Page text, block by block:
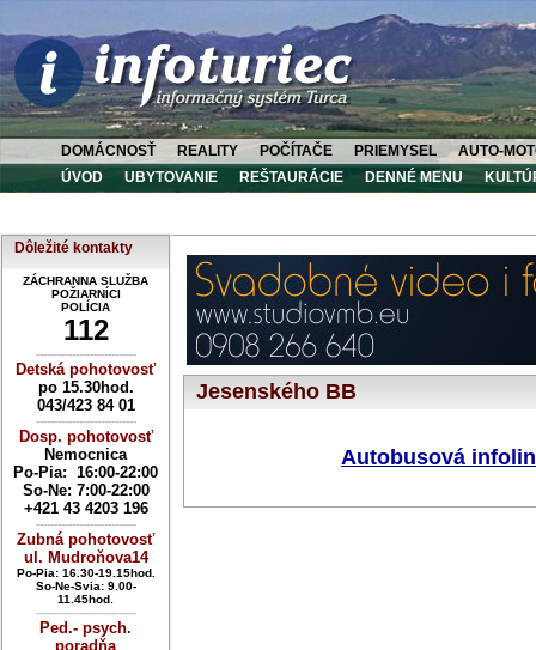
DOMÁCNOSŤ REALITY POČÍTAČE PRIEMYSEL
AUTO-
ÚVOD
UBYTOVANIE REŠTAURÁCIE DENNÉ MENU
Dôležité kontakty
ZÁCHRANNA SLUŽBA
POŽIARNÍCI
POLÍCIA
112
----------------------------
Detská pohotovosť
po 15.30hod.
043/423 84 01
----------------------------
Dosp. pohotovosť
Nemocnica
Po-Pia: 16:00-22:00
So-Ne: 7:00-22:00
+421 43 4203 196
----------------------------
Zubná pohotovosť
ul. Mudroňova14
Po-Pia: 16.30-19.15hod.
So-Ne-Svia: 9.00-
11.45hod.
----------------------------
Ped.- psych.
poradňa
Jesenského BB
Autobusová